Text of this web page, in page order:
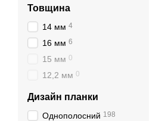
Товщина
14 мм 4
16 мм 6
15 мм 0
12,2 мм 0
Дизайн планки
Однополосний 198